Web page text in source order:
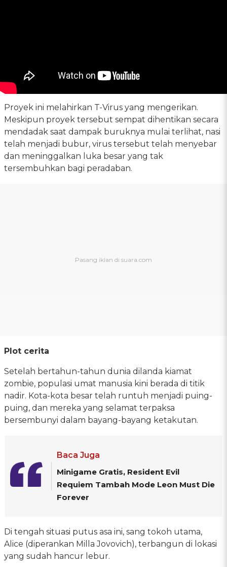
Proyek ini melahirkan T-Virus yang mengerikan.
Meskipun proyek tersebut sempat dihentikan secara
mendadak saat dampak buruknya mulai terlihat, nasi
telah menjadi bubur, virus tersebut telah menyebar
dan meninggalkan luka besar yang tak
tersembuhkan bagi peradaban.
Plot cerita
Setelah bertahun-tahun dunia dilanda kiamat
zombie, populasi umat manusia kini berada di titik
nadir. Kota-kota besar telah runtuh menjadi puing-
puing, dan mereka yang selamat terpaksa
bersembunyi dalam bayang-bayang ketakutan.
Baca Juga
Minigame Gratis, Resident Evil
Requiem Tambah Mode Leon Must Die
Forever
Di tengah situasi putus asa ini, sang tokoh utama,
Alice (diperankan Milla Jovovich), terbangun di lokasi
yang sudah hancur lebur.